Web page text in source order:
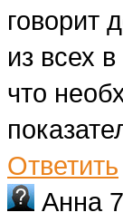
говорит
из всех
что
Ответить
Анна